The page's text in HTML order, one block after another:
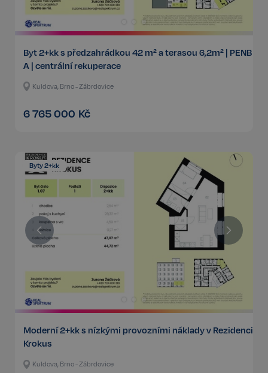
Byt 2+kk s předzahrádkou 42 m² a terasou 6,2m² | PENB
A | centrální rekuperace
Kuldova, Brno - Zábrdovice
6 765 000 Kč
Byty 2+kk
Moderní 2+kk s nízkými provozními náklady v Rezidenci
Krokus
Kuldova, Brno - Zábrdovice